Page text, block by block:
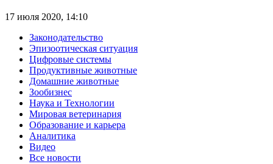
17 июля 2020, 14:10
Законодательство
Эпизоотическая ситуация
Цифровые системы
Продуктивные животные
Домашние животные
Зообизнес
Наука и Технологии
Мировая ветеринария
Образование и карьера
Аналитика
Видео
Все новости